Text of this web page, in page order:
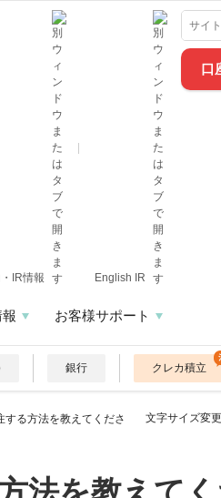
口
IR情報 English IR
お客様サポート
銀行 クレカ積立
文字サイズ変更
する方法を教えてくださ